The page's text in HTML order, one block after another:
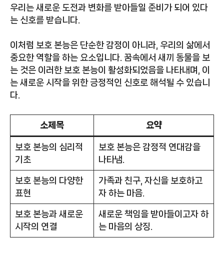
우리는 새로운 도전과 변화를 받아들일 준비가 되어 있다
는 신호를 받습니다.
이처럼 보호 본능은 단순한 감정이 아니라, 우리의 삶에서
중요한 역할을 하는 요소입니다. 꿈속에서 새끼 동물을 보
는 것은 이러한 보호 본능이 활성화되었음을 나타내며, 이
는 새로운 시작을 위한 긍정적인 신호로 해석될 수 있습니
다.
소제목 요약
보호 본능의 심리적
기초
보호 본능은 감정적 연대감을
나타냄.
보호 본능의 다양한
표현
가족과 친구, 자신을 보호하고
자 하는 마음.
보호 본능과 새로운
시작의 연결
새로운 책임을 받아들이고자 하
는 마음의 상징.